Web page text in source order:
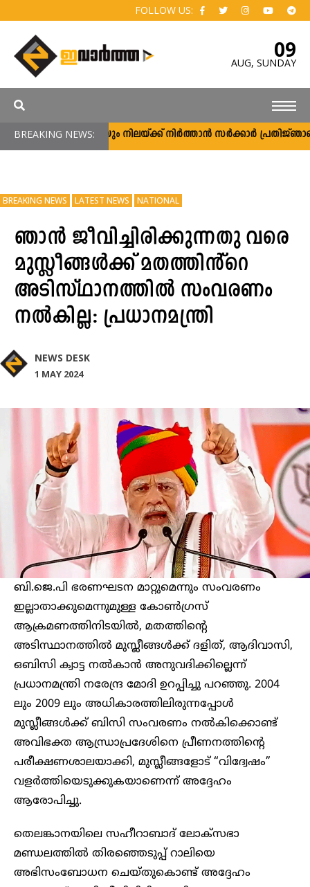
FOLLOW US:
09
AUG, SUNDAY
BREAKING NEWS:
ഗുണ്ടകളേയും നിലയ്ക്ക് നിര്‍ത്താന്‍ സര്‍ക്കാര്‍
BREAKING NEWS LATEST NEWS NATIONAL
ഞാൻ ജീവിച്ചിരിക്കുന്നതു വരെ
മുസ്ലീങ്ങൾക്ക് മതത്തിൻ്റെ
അടിസ്ഥാനത്തിൽ സംവരണം
നൽകില്ല: പ്രധാനമന്ത്രി
NEWS DESK
1 MAY 2024
ബി.ജെ.പി ഭരണഘടന മാറ്റുമെന്നും സംവരണം
ഇല്ലാതാക്കുമെന്നുമുള്ള കോൺഗ്രസ്
ആക്രമണത്തിനിടയിൽ, മതത്തിൻ്റെ
അടിസ്ഥാനത്തിൽ മുസ്ലീങ്ങൾക്ക് ദളിത്, ആദിവാസി,
ഒബിസി ക്വാട്ട നൽകാൻ അനുവദിക്കില്ലെന്ന്
പ്രധാനമന്ത്രി നരേന്ദ്ര മോദി ഉറപ്പിച്ചു പറഞ്ഞു. 2004
ലും 2009 ലും അധികാരത്തിലിരുന്നപ്പോൾ
മുസ്ലീങ്ങൾക്ക് ബിസി സംവരണം നൽകിക്കൊണ്ട്
അവിഭക്ത ആന്ധ്രാപ്രദേശിനെ പ്രീണനത്തിൻ്റെ
പരീക്ഷണശാലയാക്കി, മുസ്ലീങ്ങളോട് “വിദ്വേഷം”
വളർത്തിയെടുക്കുകയാണെന്ന് അദ്ദേഹം
ആരോപിച്ചു.
തെലങ്കാനയിലെ സഹീറാബാദ് ലോക്‌സഭാ
മണ്ഡലത്തിൽ തിരഞ്ഞെടുപ്പ് റാലിയെ
അഭിസംബോധന ചെയ്തുകൊണ്ട് അദ്ദേഹം